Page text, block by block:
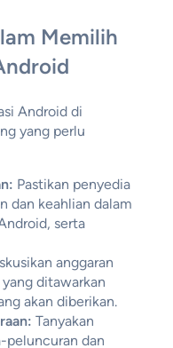
Memilih
Android di
yang perlu
Pastikan penyedia
dan keahlian dalam
serta
anggaran
ditawarkan
akan diberikan.
Tanyakan
peluncuran dan